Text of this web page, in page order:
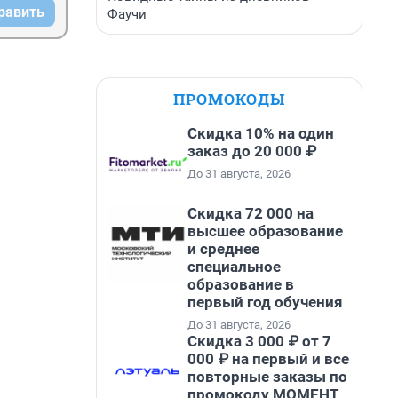
Фаучи
ПРОМОКОДЫ
Скидка 10% на один
заказ до 20 000 ₽
До 31 августа, 2026
Скидка 72 000 на
высшее образование
и среднее
специальное
образование в
первый год обучения
До 31 августа, 2026
Скидка 3 000 ₽ от 7
000 ₽ на первый и все
повторные заказы по
промокоду МОМЕНТ